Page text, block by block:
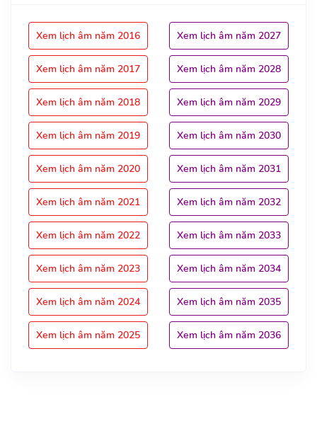
Xem lịch âm năm 2016
Xem lịch âm năm 2017
Xem lịch âm năm 2018
Xem lịch âm năm 2019
Xem lịch âm năm 2020
Xem lịch âm năm 2021
Xem lịch âm năm 2022
Xem lịch âm năm 2023
Xem lịch âm năm 2024
Xem lịch âm năm 2025
Xem lịch âm năm 2027
Xem lịch âm năm 2028
Xem lịch âm năm 2029
Xem lịch âm năm 2030
Xem lịch âm năm 2031
Xem lịch âm năm 2032
Xem lịch âm năm 2033
Xem lịch âm năm 2034
Xem lịch âm năm 2035
Xem lịch âm năm 2036